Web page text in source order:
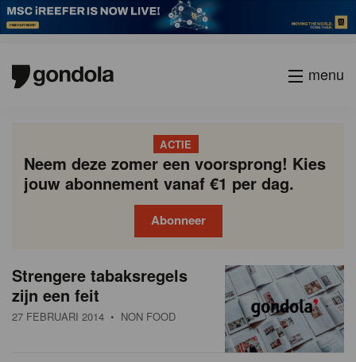
menu
ACTIE
Neem deze zomer een voorsprong! Kies
jouw abonnement vanaf €1 per dag.
Abonneer
N
e
Strengere tabaksregels
zijn een feit
27 FEBRUARI 2014 • NON FOOD
P
a
g
Vorige
Page
Page
Page
Page
Current
page
Page
Page
Page
Page
Volgende
academy
society